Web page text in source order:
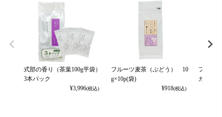
式部の香り（茶葉100g平袋）
3本パック
¥3,996(税込)
フルーツ麦茶（ぶどう） 10
g×10p(袋)
¥918(税込)
フルー
カット